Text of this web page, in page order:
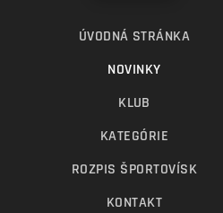
ÚVODNÁ STRÁNKA
NOVINKY
KLUB
KATEGÓRIE
ROZPIS ŠPORTOVÍSK
KONTAKT